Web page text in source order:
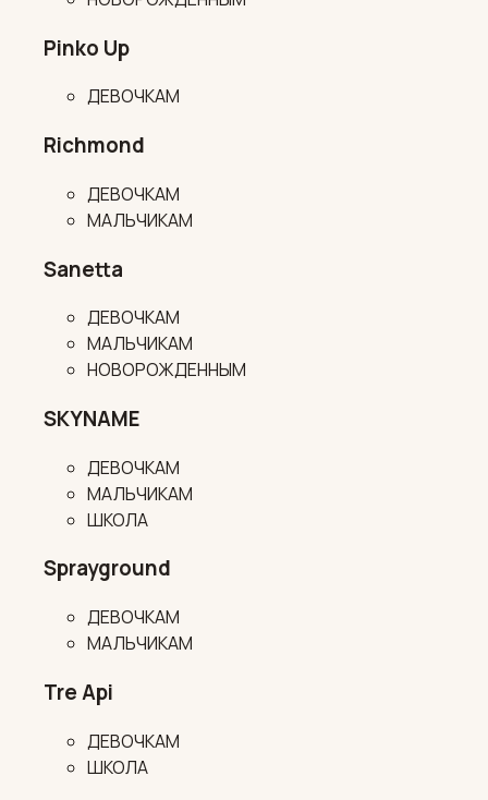
Pinko Up
ДЕВОЧКАМ
Richmond
ДЕВОЧКАМ
МАЛЬЧИКАМ
Sanetta
ДЕВОЧКАМ
МАЛЬЧИКАМ
НОВОРОЖДЕННЫМ
SKYNAME
ДЕВОЧКАМ
МАЛЬЧИКАМ
ШКОЛА
Sprayground
ДЕВОЧКАМ
МАЛЬЧИКАМ
Tre Api
ДЕВОЧКАМ
ШКОЛА